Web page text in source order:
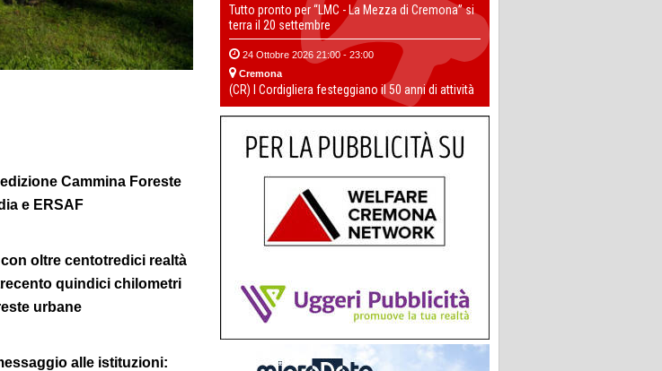
Cammina Foreste
e ERSAF
oltre centotredici realtà
quindici chilometri
urbane
alle istituzioni:
Tutto pronto per “LMC - La Mezza di Cremona” si
terra il 20 settembre
24 Ottobre 2026 21:00 - 23:00
Cremona
(CR) I Cordigliera festeggiano il 50 anni di attività